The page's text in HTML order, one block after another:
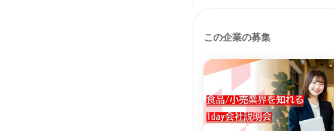
この企業の募集